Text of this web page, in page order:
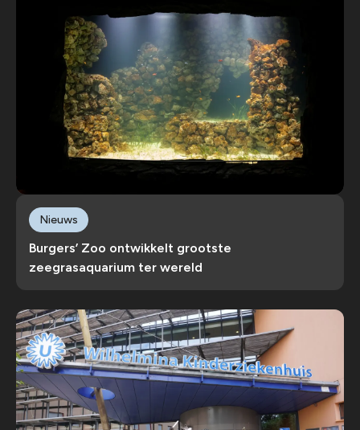
Burgers’ Zoo ontwikkelt grootste
zeegrasaquarium ter wereld
Nieuws